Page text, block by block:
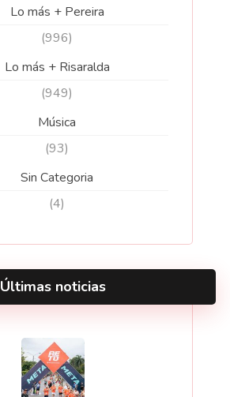
Lo más + Pereira
(996)
Lo más + Risaralda
(949)
Música
(93)
Sin Categoria
(4)
Últimas noticias